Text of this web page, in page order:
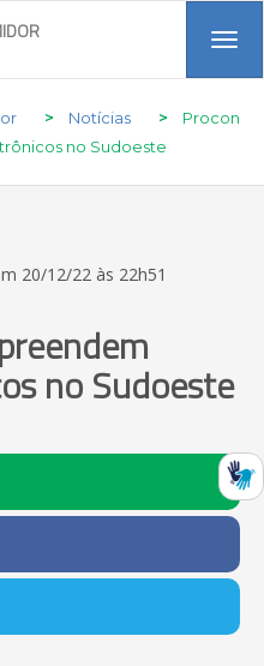
> Notícias >
Procon
no Sudoeste
20/12/22 às 22h51
no Sudoeste